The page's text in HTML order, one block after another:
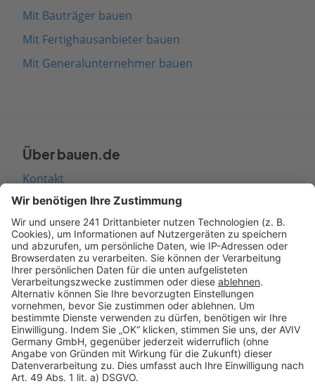
Mit Bauträger bauen
Mit Fertighausanbieter bauen
Mit Generalunternehmer bauen
Über bauen.de
Kontakt
Seitenaufbau
Barrierefreiheit
Cookie Einstellungen
Rechtliches
AGB-Übersicht
Datenschutz
Impressum